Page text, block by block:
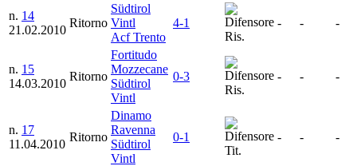
n. 14
21.02.2010
Ritorno
Südtirol
Vintl
Acf Trento
4-1
Ris.
- - -
n. 15
14.03.2010
Ritorno
Fortitudo
Mozzecane
Südtirol
Vintl
0-3
Ris.
- - -
n. 17
11.04.2010
Ritorno
Dinamo
Ravenna
Südtirol
Vintl
0-1
Tit.
- - -